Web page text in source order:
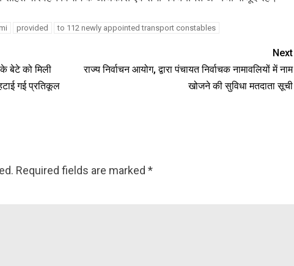
provided to 112 newly appointed transport constables
बेटे को मिली
गई प्रतिकूल
Next
राज्य निर्वाचन आयोग, द्वारा पंचायत निर्वाचक नामावलियों में नाम
खोजने की सुविधा मतदाता सूची
Required fields are marked *